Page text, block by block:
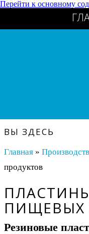
Перейти к основному
ВЫ ЗДЕСЬ
Главная»
продуктов
ПИЩЕВЫХ
Резиновые